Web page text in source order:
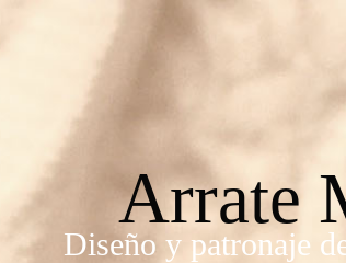
Arrate
Diseño y patronaje